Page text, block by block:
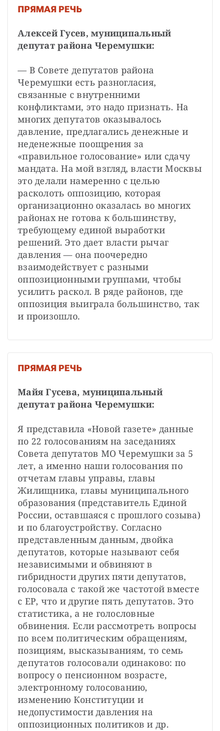
ПРЯМАЯ РЕЧЬ
Алексей Гусев, муниципальный
депутат района Черемушки:
— В Совете депутатов района
Черемушки есть разногласия,
связанные с внутренними
конфликтами, это надо признать. На
многих депутатов оказывалось
давление, предлагались денежные и
неденежные поощрения за
«правильное голосование» или сдачу
мандата. На мой взгляд, власти Москвы
это делали намеренно с целью
расколоть оппозицию, которая
организационно оказалась во многих
районах не готова к большинству,
требующему единой выработки
решений. Это дает власти рычаг
давления — она поочередно
взаимодействует с разными
оппозиционными группами, чтобы
усилить раскол. В ряде районов, где
оппозиция выиграла большинство, так
и произошло.
ПРЯМАЯ РЕЧЬ
Майя Гусева, муниципальный
депутат района Черемушки:
Я представила «Новой газете» данные
по 22 голосованиям на заседаниях
Совета депутатов МО Черемушки за 5
лет, а именно наши голосования по
отчетам главы управы, главы
Жилищника, главы муниципального
образования (представитель Единой
России, оставшаяся с прошлого созыва)
и по благоустройству. Согласно
представленным данным, двойка
депутатов, которые называют себя
независимыми и обвиняют в
гибридности других пяти депутатов,
голосовала с такой же частотой вместе
с ЕР, что и другие пять депутатов. Это
статистика, а не голословные
обвинения. Если рассмотреть вопросы
по всем политическим обращениям,
позициям, высказываниям, то семь
депутатов голосовали одинаково: по
вопросу о пенсионном возрасте,
электронному голосованию,
изменению Конституции и
недопустимости давления на
оппозиционных политиков и др.